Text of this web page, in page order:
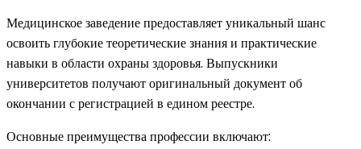
Медицинское заведение предоставляет уникальный шанс
освоить глубокие теоретические знания и практические
навыки в области охраны здоровья. Выпускники
университетов получают оригинальный документ об
окончании с регистрацией в едином реестре.
Основные преимущества профессии включают: